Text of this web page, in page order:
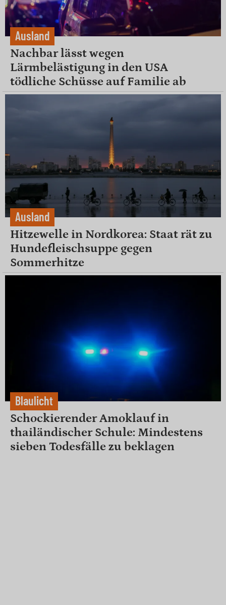
Ausland
Nachbar lässt wegen
Lärmbelästigung in den USA
tödliche Schüsse auf Familie ab
Ausland
Hitzewelle in Nordkorea: Staat rät zu
Hundefleischsuppe gegen
Sommerhitze
Blaulicht
Schockierender Amoklauf in
thailändischer Schule: Mindestens
sieben Todesfälle zu beklagen